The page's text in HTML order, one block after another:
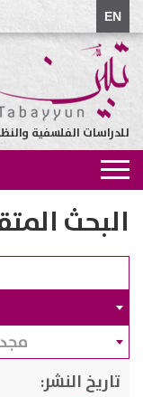
EN
للدراسات الفلسفية
Toggle
navigation
البحث
تاريخ النشر: